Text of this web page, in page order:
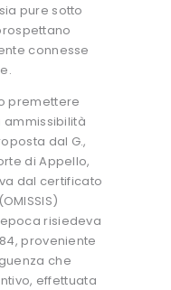
pure sotto
connesse
premettere
ammissibilità
dal G.,
di Appello,
dal certificato
risiedeva
proveniente
che
effettuata